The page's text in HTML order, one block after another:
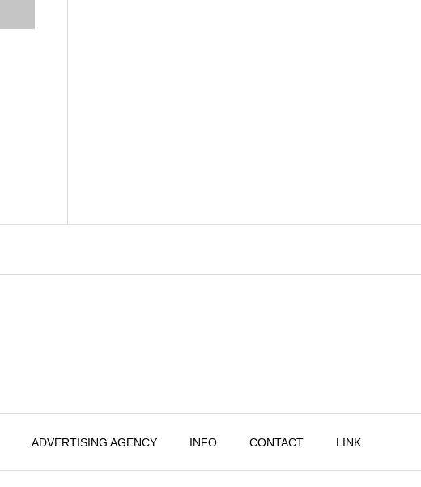
ADVERTISING AGENCY INFO CONTACT LINK